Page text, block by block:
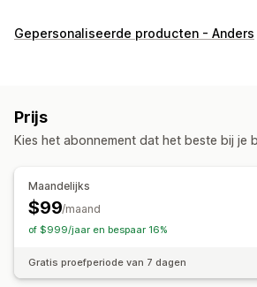
Gepersonaliseerde producten - Anders
Prijs
Kies het abonnement dat het beste bij je
Maandelijks
$99/maand
of $999/jaar en bespaar 16%
Gratis proefperiode van 7 dagen